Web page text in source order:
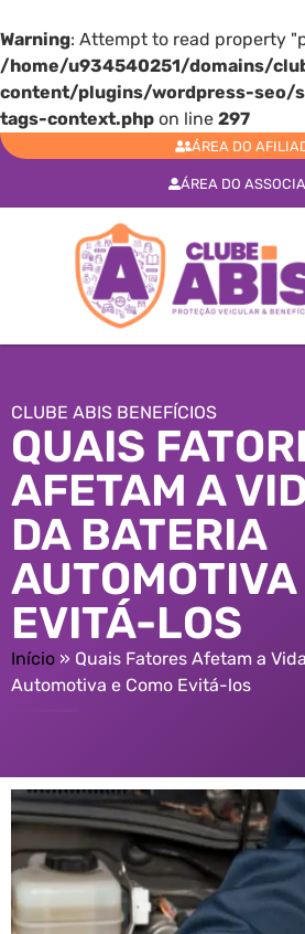
Warning: Attempt to read property
/home/u934540251/domains/
content/plugins/wordpress-seo/
tags-context.php on line 297
ÁREA DO
ÁREA DO
CLUBE ABIS BENEFÍCIOS
QUAIS
AFETAM A
DA BATERIA
AUTOMOTIVA
EVITÁ-LOS
Início » Quais Fatores Afetam a
Automotiva e Como Evitá-los